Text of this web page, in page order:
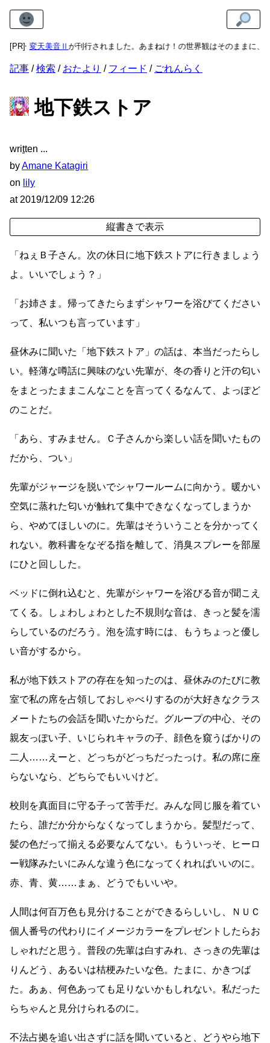
[PR]
変天美音Ⅱが刊行されました。あまねけ！の世界観はそのままに、新た
記事 検索 おたより フィード ごれんらく
地下鉄ストア
written
byAmane Katagiri
on lily
at 2019/12/09 12:26
「ねぇＢ子さん。次の休日に地下鉄ストアに行きましょう
よ。いいでしょう？」
「お姉さま。帰ってきたらまずシャワーを浴びてください
って、私いつも言っています」
昼休みに聞いた「地下鉄ストア」の話は、本当だったらし
い。軽薄な噂話に興味のない先輩が、冬の香りと汗の匂い
をまとったままこんなことを言ってくるなんて、よっぽど
のことだ。
「あら、すみません。Ｃ子さんから楽しい話を聞いたもの
だから、つい」
先輩がジャージを脱いでシャワールームに向かう。暖かい
空気に蒸れた匂いが触れて集中できなくなってしまうか
ら、やめてほしいのに。先輩はそういうことを分かってく
れない。教科書をなぞる指を離して、消臭スプレーを部屋
にひと回しした。
ベッドに倒れ込むと、先輩がシャワーを浴びる音が聞こえ
てくる。しょわしょわとした不規則な音は、きっと髪を濡
らしているのだろう。泡を流す時には、もうちょっと優し
い音がするから。
私が地下鉄ストアの存在を知ったのは、昼休みのたびに教
室で私の席を占領しておしゃべりするのが大好きなクラス
メートたちの会話を聞いたからだ。グループの中心、その
親友っぽい子、いじられキャラの子、顔色を窺うばかりの
二人 …… えーと、どっちがどっちだったっけ。私の席に座
らないなら、どちらでもいいけど。
校則を真面目に守る子って苦手だ。みんな同じ服を着てい
たら、誰だか分からなくなってしまうから。髪型だって、
髪の色だって揃える必要なんてない。もういっそ、ヒーロ
ー戦隊みたいにみんな違う色になってくれればいいのに。
赤、青、黄…… まぁ、どうでもいいや。
人間は何百万色も見分けることができるらしいし、ＮＵＣ
個人番号の代わりにイメージカラーをプレゼントしたらお
しゃれだと思う。普段の先輩は白すみれ、さっきの先輩は
りんどう、あるいは桔梗みたいな色。たまに、かきつば
た。あぁ、何色あっても足りないかもしれない。私だった
らちゃんと見分けられるのに。
不法占拠を追い出さずに話を聞いていると、どうやら地下